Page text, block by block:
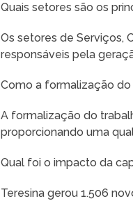
Quais setores são os
Os setores de Serviços,
responsáveis pela
Como a formalização
A formalização do
proporcionando uma
Qual foi o impacto da
Teresina gerou 1.506